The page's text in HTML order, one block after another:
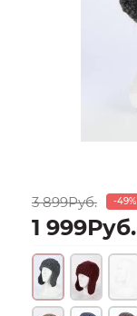
3 899Руб. -49%
1 999Руб.